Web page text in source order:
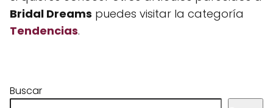
Bridal Dreams puedes visitar la categoría
Tendencias.
Buscar